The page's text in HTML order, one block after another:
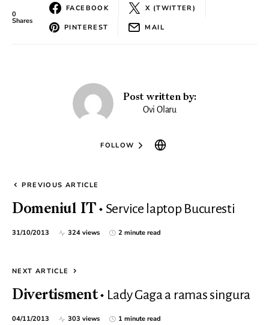
0
Shares
FACEBOOK X (TWITTER)
PINTEREST MAIL
Post written by:
Ovi Olaru
FOLLOW
PREVIOUS ARTICLE
Domeniul IT Service laptop Bucuresti
31/10/2013 324 views 2 minute read
NEXT ARTICLE
Divertisment Lady Gaga a ramas singura
04/11/2013 303 views 1 minute read